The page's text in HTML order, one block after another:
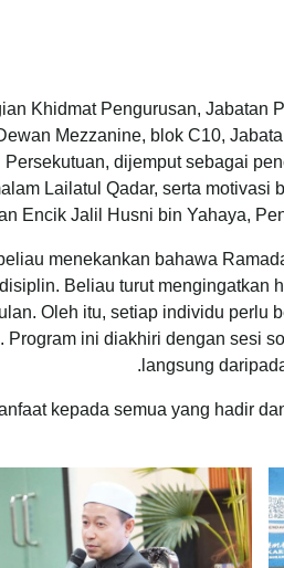
Khidmat Pengurusan,
Mezzanine, blok C10,
dijemput sebagai
Lailatul Qadar, serta
Encik Jalil Husni bin Yahaya,
menekankan bahawa
Beliau turut
Oleh itu, setiap individu
ini diakhiri dengan sesi
langsung
kepada semua yang hadir